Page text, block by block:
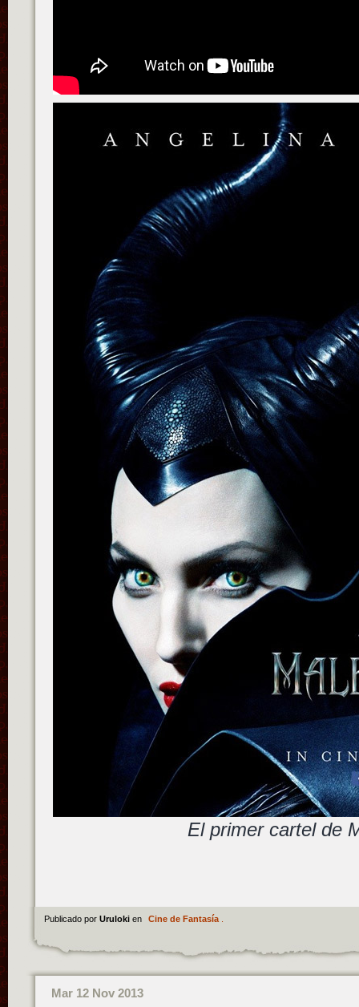
El primer cartel de
Publicado por Uruloki en Cine de Fantasía.
Mar 12 Nov 2013